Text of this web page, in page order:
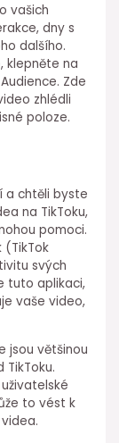
vašich
dny s
dalšího.
klepněte na
Zde
zhlédli
poloze.
a chtěli byste
na TikToku,
pomoci.
(TikTok
svých
tuto aplikaci,
vaše video,
jsou většinou
to vést k